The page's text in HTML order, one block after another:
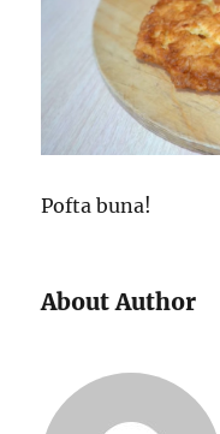
Pofta buna!
About Author